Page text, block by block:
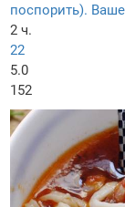
поспорить).
2 ч.
22
5.0
152